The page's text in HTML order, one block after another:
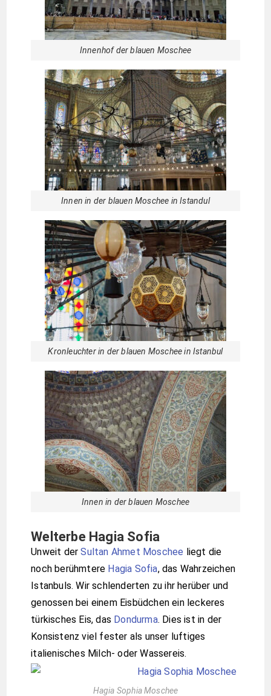
Innenhof der blauen Moschee
Innen in der blauen Moschee in Istandul
Kronleuchter in der blauen Moschee in Istanbul
Innen in der blauen Moschee
Welterbe Hagia Sofia
Unweit der Sultan Ahmet Moschee liegt die
noch berühmtere Hagia Sofia, das Wahrzeichen
Istanbuls. Wir schlenderten zu ihr herüber und
genossen bei einem Eisbüdchen ein leckeres
türkisches Eis, das Dondurma. Dies ist in der
Konsistenz viel fester als unser luftiges
italienisches Milch- oder Wassereis.
Hagia Sophia Moschee